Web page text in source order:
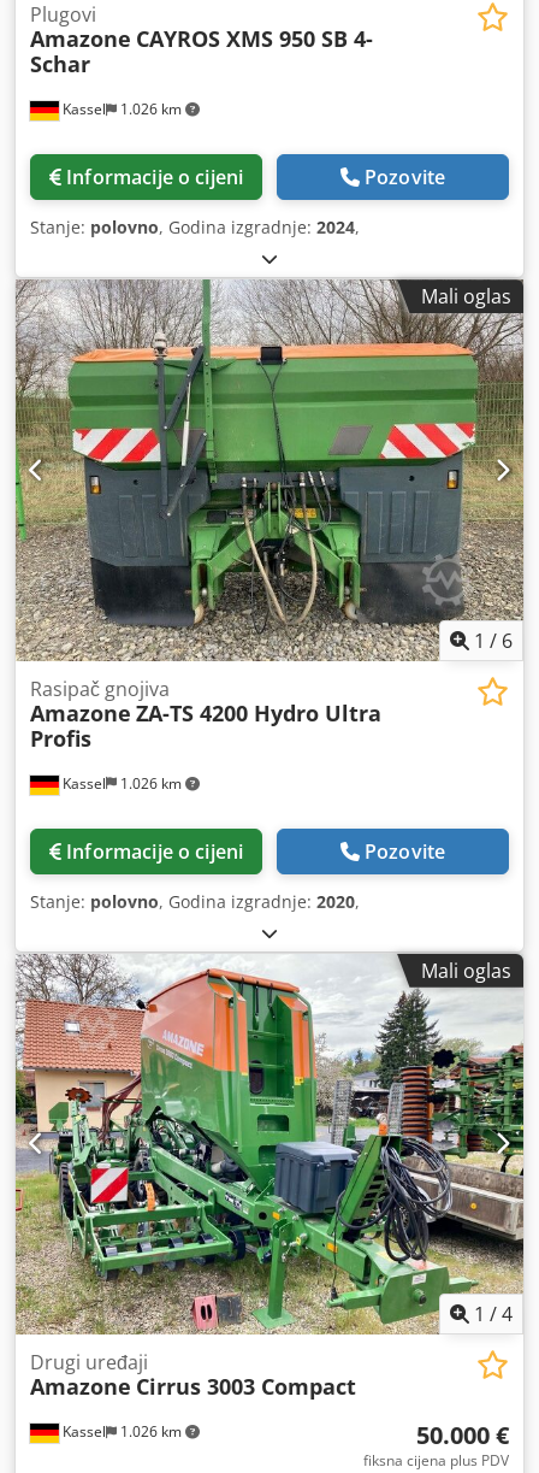
Kassel 1.026 km
Plugovi
Amazone CAYROS XMS 950 SB 4-
Schar
Informacije o cijeni Pozovite
Stanje: polovno, Godina izgradnje: 2024,
Mali oglas
1 / 6
Kassel 1.026 km
Rasipač gnojiva
Amazone ZA-TS 4200 Hydro Ultra
Profis
Informacije o cijeni Pozovite
Stanje: polovno, Godina izgradnje: 2020,
Mali oglas
1 /4
Kassel 1.026 km
Drugi uređaji
Amazone Cirrus 3003 Compact
50.000 €
fiksna cijena plus PDV